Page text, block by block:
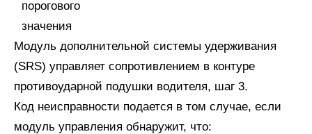
Модуль дополнительной системы удерживания
(SRS) управляет сопротивлением в контуре
противоударной подушки водителя, шаг 3.
Код неисправности подается в том случае, если
модуль управления обнаружит, что: